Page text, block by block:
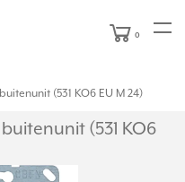
0
(531 KO6 EU M 24)
(531 KO6